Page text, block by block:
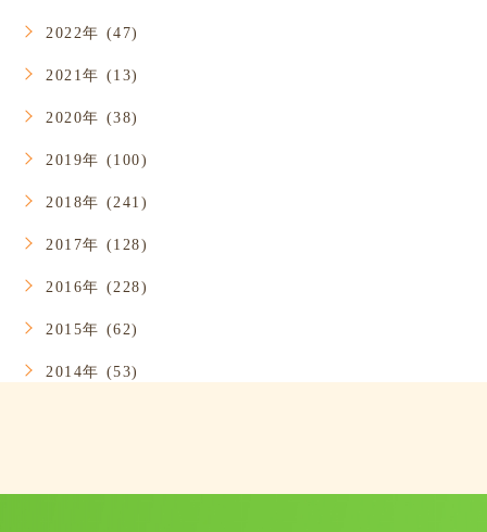
2022年 (47)
2021年 (13)
2020年 (38)
2019年 (100)
2018年 (241)
2017年 (128)
2016年 (228)
2015年 (62)
2014年 (53)